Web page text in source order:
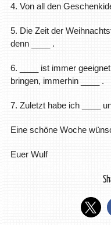
4. Von all den
5. Die Zeit der
denn ____ .
6. ____ ist immer
bringen, immerhin ____ .
7. Zuletzt habe ich ____
Eine schöne Woche
Euer Wulf